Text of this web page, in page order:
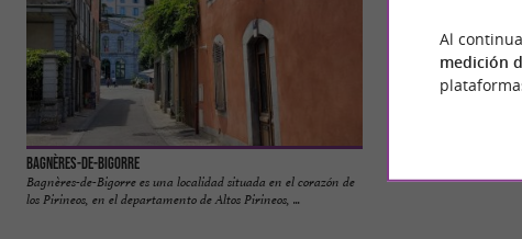
Bagnères-de-Bigorre
Bagnères-de-Bigorre es una localidad situada en el corazón de
los Pirineos, en el departamento de Altos Pirineos, ...
La iglesia de San
Al
medición